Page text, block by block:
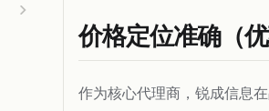
价格定位准确（优
作为核心代理商，锐成信息